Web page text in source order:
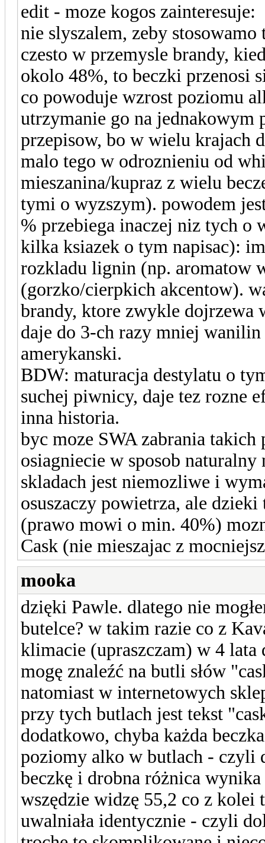
edit - moze kogos zainteresuje:
nie slyszalem, zeby
czesto w przemysle brandy,
okolo 48%, to beczki przenosi
co powoduje wzrost poziomu
utrzymanie go na
przepisow, bo w wielu krajach
malo tego w odroznieniu od
mieszanina/kupraz z wielu
tymi o wyzszym). powodem
% przebiega inaczej niz tych o
kilka ksiazek o tym napisac):
rozkladu lignin (np. aromatow
(gorzko/cierpkich akcentow).
brandy, ktore zwykle dojrzewa
daje do 3-ch razy mniej
amerykanski.
BDW: maturacja destylatu o
suchej piwnicy, daje tez rozne
inna historia.
byc moze SWA zabrania
osiagniecie w sposob
skladach jest niemozliwe i
osuszaczy powietrza, ale
(prawo mowi o min. 40%)
Cask (nie mieszajac z
mooka
dzięki Pawle. dlatego nie
butelce? w takim razie co z
klimacie (upraszczam) w 4 lata
mogę znaleźć na butli słów
natomiast w internetowych
przy tych butlach jest tekst
dodatkowo, chyba każda
poziomy alko w butlach - czyli
beczkę i drobna różnica
wszędzie widzę 55,2 co z kolei
uwalniała identycznie - czyli